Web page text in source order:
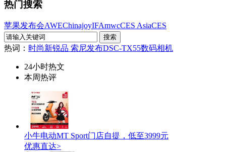
热门搜索
苹果发布会AWEChinajoyIFAmwcCES AsiaCES
热词： 时尚新锐品 索尼发布DSC-TX55数码相机
24小时热文
本周热评
小牛电动MT Sport门店自提，低至3999元
优惠直达>